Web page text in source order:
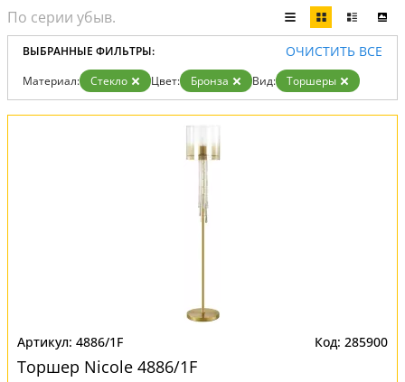
ВЫБРАННЫЕ ФИЛЬТРЫ: ОЧИСТИТЬ ВСЕ
Материал: Стекло Цвет: Бронза Вид: Торшеры
4886/1F 285900
Торшер Nicole 4886/1F